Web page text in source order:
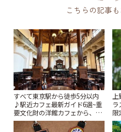
こちらの記事
すべて東京駅から徒歩5分以内
♪駅近カフェ最新ガイド6選~重
要文化財の洋館カフェから、改
札すぐのレトロ喫茶まで~ | こと
りっぷ
ラ
限